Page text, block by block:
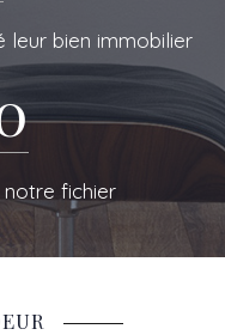
leur bien immobilier
fichier